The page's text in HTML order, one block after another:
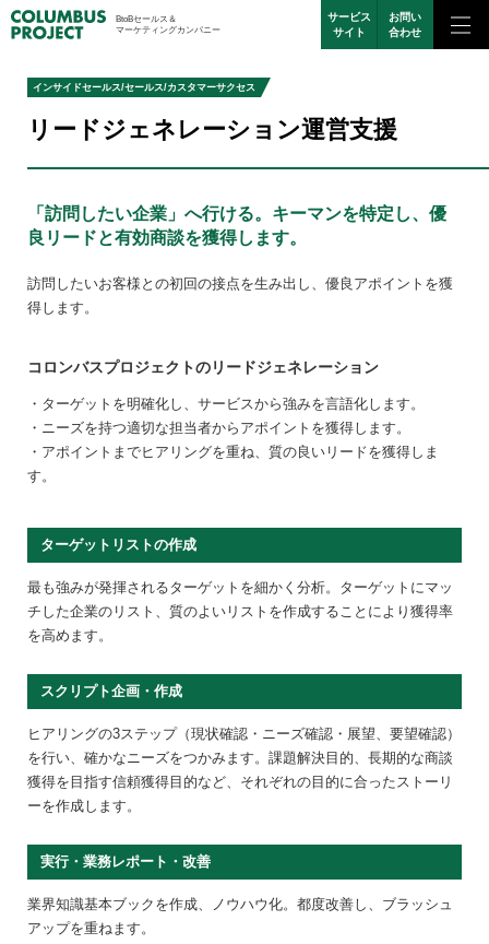
BtoBセールス＆
マーケティングカンパニー
サービス
サイト
お問い
合わせ
インサイドセールス/セールス/カスタマーサクセス
リードジェネレーション運営支援
「訪問したい企業」へ行ける。キーマンを特定し、優
良リードと有効商談を獲得します。
訪問したいお客様との初回の接点を生み出し、優良アポイントを獲
得します。
コロンバスプロジェクトのリードジェネレーション
・ターゲットを明確化し、サービスから強みを言語化します。
・ニーズを持つ適切な担当者からアポイントを獲得します。
・アポイントまでヒアリングを重ね、質の良いリードを獲得しま
す。
ターゲットリストの作成
最も強みが発揮されるターゲットを細かく分析。ターゲットにマッ
チした企業のリスト、質のよいリストを作成することにより獲得率
を高めます。
スクリプト企画・作成
ヒアリングの3ステップ（現状確認・ニーズ確認・展望、要望確認）
を行い、確かなニーズをつかみます。課題解決目的、長期的な商談
獲得を目指す信頼獲得目的など、それぞれの目的に合ったストーリ
ーを作成します。
実行・業務レポート・改善
業界知識基本ブックを作成、ノウハウ化。都度改善し、ブラッシュ
アップを重ねます。